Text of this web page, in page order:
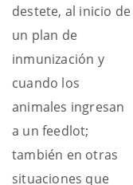
destete, al inicio de
un plan de
inmunización y
cuando los
animales ingresan
a un feedlot;
también en otras
situaciones que